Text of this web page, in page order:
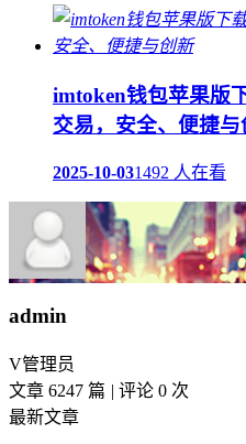
imtoken钱包苹果版
交易，安全、便捷与
2025-10-031492 人在看
admin
V管理员
文章 6247 篇 | 评论 0 次
最新文章